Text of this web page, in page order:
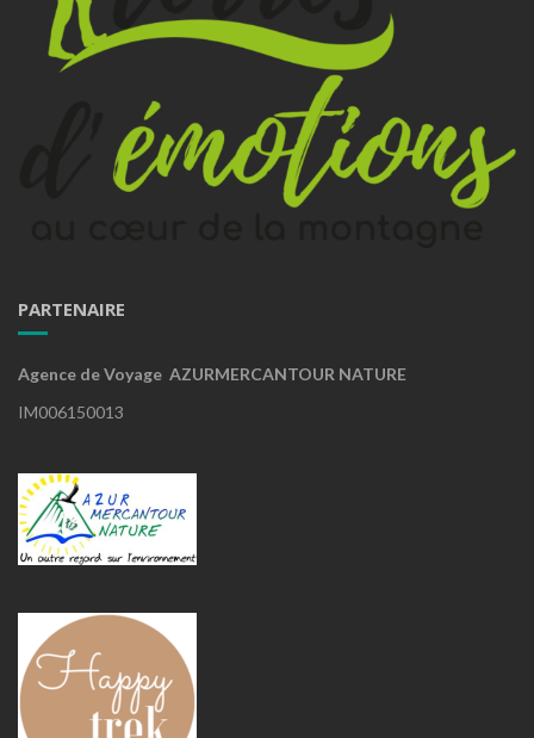
PARTENAIRE
Agence de Voyage AZURMERCANTOUR NATURE
IM006150013